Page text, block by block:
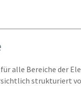
alle Bereiche der
strukturiert